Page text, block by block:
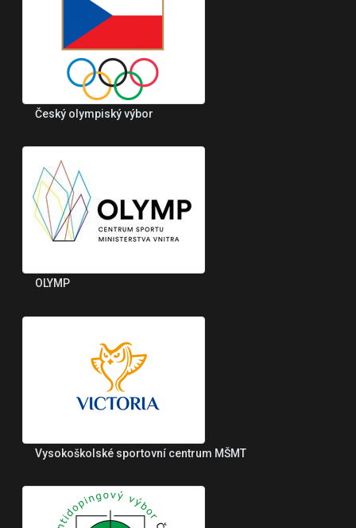
Český olympiský výbor
OLYMP
Vysokoškolské sportovní centrum MŠMT